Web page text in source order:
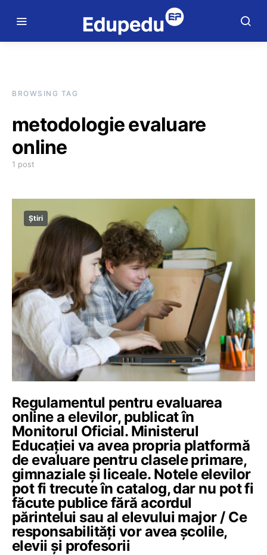
BROWSING TAG
metodologie evaluare
online
1 post
Știri
Regulamentul pentru evaluarea
online a elevilor, publicat în
Monitorul Oficial. Ministerul
Educației va avea propria platformă
de evaluare pentru clasele primare,
gimnaziale și liceale. Notele elevilor
pot fi trecute în catalog, dar nu pot fi
făcute publice fără acordul
părintelui sau al elevului major / Ce
responsabilități vor avea școlile,
elevii și profesorii